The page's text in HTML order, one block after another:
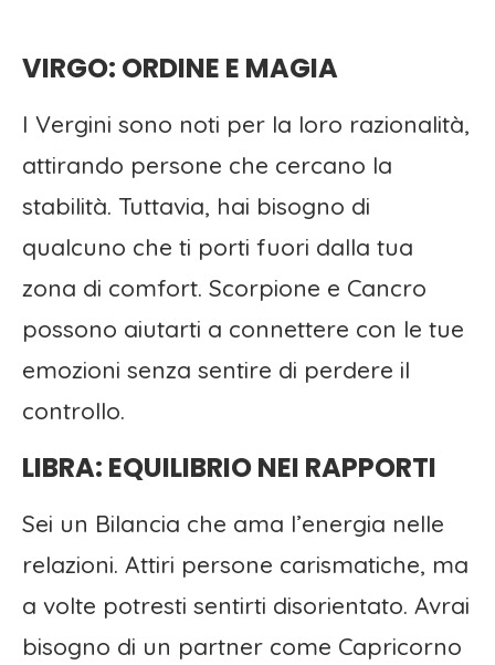
VIRGO: ORDINE E MAGIA
I Vergini sono noti per la loro razionalità,
attirando persone che cercano la
stabilità. Tuttavia, hai bisogno di
qualcuno che ti porti fuori dalla tua
zona di comfort. Scorpione e Cancro
possono aiutarti a connettere con le tue
emozioni senza sentire di perdere il
controllo.
LIBRA: EQUILIBRIO NEI RAPPORTI
Sei un Bilancia che ama l’energia nelle
relazioni. Attiri persone carismatiche, ma
a volte potresti sentirti disorientato. Avrai
bisogno di un partner come Capricorno